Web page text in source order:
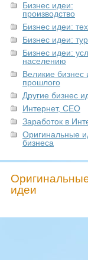
Бизнес идеи:
производство
Бизнес идеи:
Бизнес идеи:
Бизнес идеи:
населению
Великие бизнес
прошлого
Другие бизнес
Интернет, СЕО
Заработок в
Оригинальные
бизнеса
идеи